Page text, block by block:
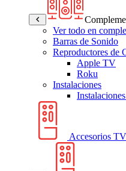
Ver todo en
Barras de Sonido
Reproductores de
Apple TV
Roku
Instalaciones
Accesorios TV